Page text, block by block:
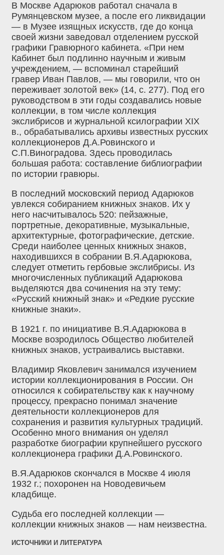
В Москве Адарюков работал сначала в
Румянцевском музее, а после его ликвидации
— в Музее изящных искусств, где до конца
своей жизни заведовал отделением русской
графики Гравюрного кабинета. «При нем
Кабинет был подлинно научным и живым
учреждением, — вспоминал старейший
гравер Иван Павлов, — мы говорили, что он
переживает золотой век» (14, с. 277). Под его
руководством в эти годы создавались новые
коллекции, в том числе коллекция
экслибрисов и журнальной ксилографии XIX
в., обрабатывались архивы известных русских
коллекционеров Д.А.Ровинского и
С.П.Виноградова. Здесь проводилась
большая работа: составление библиографии
по истории гравюры.
В последний московский период Адарюков
увлекся собиранием книжных знаков. Их у
него насчитывалось 520: пейзажные,
портретные, декоративные, музыкальные,
архитектурные, фотографические, детские.
Среди наиболее ценных книжных знаков,
находившихся в собрании В.Я.Адарюкова,
следует отметить гербовые экслибрисы. Из
многочисленных публикаций Адарюкова
выделяются два сочинения на эту тему:
«Русский книжный знак» и «Редкие русские
книжные знаки».
В 1921 г. по инициативе В.Я.Адарюкова в
Москве возродилось Общество любителей
книжных знаков, устраивались выставки.
Владимир Яковлевич занимался изучением
истории коллекционирования в России. Он
относился к собирательству как к научному
процессу, прекрасно понимал значение
деятельности коллекционеров для
сохранения и развития культурных традиций.
Особенно много внимания он уделял
разработке биографии крупнейшего русского
коллекционера графики Д.А.Ровинского.
В.Я.Адарюков скончался в Москве 4 июля
1932 г.; похоронен на Новодевичьем
кладбище.
Судьба его последней коллекции —
коллекции книжных знаков — нам неизвестна.
ИСТОЧНИКИ И ЛИТЕРАТУРА